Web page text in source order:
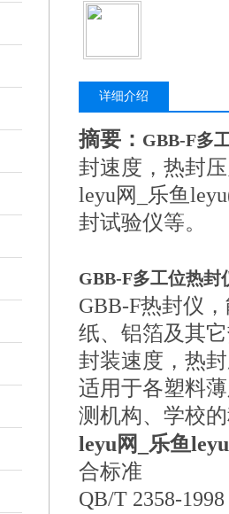
详细介绍
摘要： GBB-F多
封速度，热封
leyu网_乐鱼
封试验仪等。
GBB-F多工位热封
GBB-F热封仪 ，
纸、铝箔及其
封装速度，热
适用于各塑料
测机构、学校
leyu网_乐鱼
合标准
QB/T 2358-